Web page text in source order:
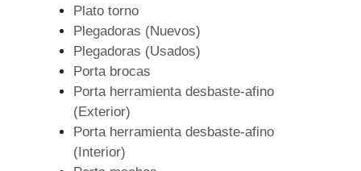
Plato torno
Plegadoras (Nuevos)
Plegadoras (Usados)
Porta brocas
Porta herramienta desbaste-afino
(Exterior)
Porta herramienta desbaste-afino
(Interior)